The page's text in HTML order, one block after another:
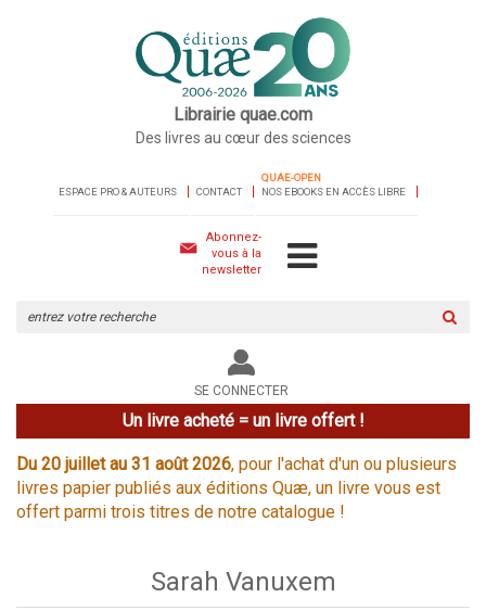
Librairie quae.com
Des livres au cœur des sciences
ESPACE PRO & AUTEURS CONTACT
QUAE-OPEN
NOS EBOOKS EN ACCÈS LIBRE
Abonnez-
vous à la
newsletter
le
site
SE CONNECTER
Un livre acheté = un livre offert !
Du 20 juillet au 31 août 2026, pour l'achat d'un ou plusieurs
livres papier publiés aux éditions Quæ, un livre vous est
offert parmi trois titres de notre catalogue !
Sarah Vanuxem